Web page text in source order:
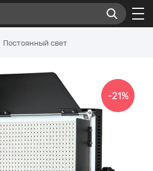
Постоянный свет
-21%